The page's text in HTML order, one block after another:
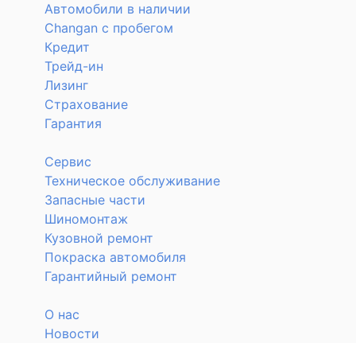
Автомобили в наличии
Changan с пробегом
Кредит
Трейд-ин
Лизинг
Страхование
Гарантия
Сервис
Техническое обслуживание
Запасные части
Шиномонтаж
Кузовной ремонт
Покраска автомобиля
Гарантийный ремонт
О нас
Новости